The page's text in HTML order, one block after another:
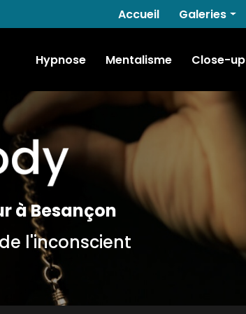
Navigation secondaire
Accueil Galeries
Mentalisme
Close-up
Magie
Hypnose
Mentalisme Close-up
à Besançon
l'inconscient